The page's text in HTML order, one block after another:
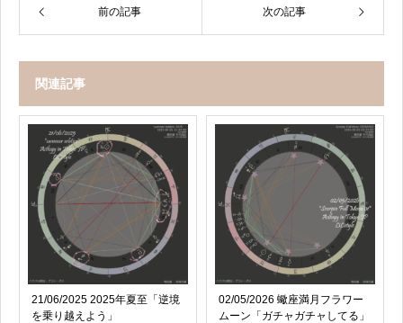
前の記事 次の記事
関連記事
21/06/2025 2025年夏至「逆境
を乗り越えよう」
02/05/2026 蠍座満月フラワー
ムーン「ガチャガチャしてる」